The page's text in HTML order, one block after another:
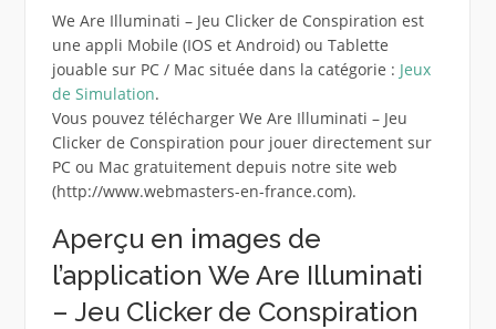
We Are Illuminati – Jeu Clicker de Conspiration est
une appli Mobile (IOS et Android) ou Tablette
jouable sur PC / Mac située dans la catégorie : Jeux
de Simulation.
Vous pouvez télécharger We Are Illuminati – Jeu
Clicker de Conspiration pour jouer directement sur
PC ou Mac gratuitement depuis notre site web
(http://www.webmasters-en-france.com).
Aperçu en images de
l’application We Are Illuminati
– Jeu Clicker de Conspiration